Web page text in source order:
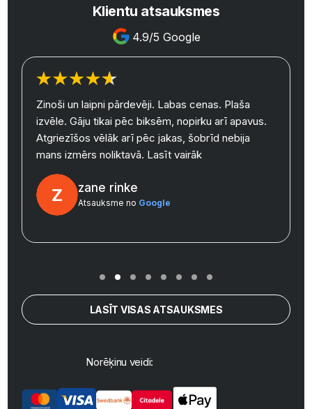
Klientu atsauksmes
4.9/5 Google
Zinoši un laipni pārdevēji. Labas cenas. Plaša
izvēle. Gāju tikai pēc biksēm, nopirku arī apavus.
Atgriezīšos vēlāk arī pēc jakas, šobrīd nebija
mans izmērs noliktavā. Lasīt vairāk
zane rinke
Atsauksme no Google
LASĪT VISAS ATSAUKSMES
Norēķinu veidi: